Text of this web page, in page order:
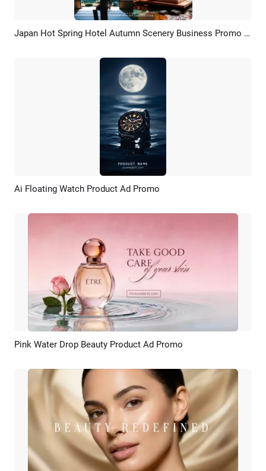
Pratinjau Rekreasi AI Japan Hot Spring Hotel Autumn Scenery Business Promo Post
Pratinjau Rekreasi AI
Ai Floating Watch Product Ad Promo
Pratinjau Rekreasi AI
Pink Water Drop Beauty Product Ad Promo